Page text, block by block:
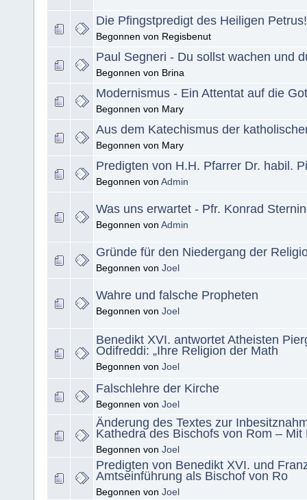
Die Pfingstpredigt des Heiligen Petrus!
Begonnen von Regisbenut
Paul Segneri - Du sollst wachen und
Begonnen von Brina
Modernismus - Ein Attentat auf die
Begonnen von Mary
Aus dem Katechismus der
Begonnen von Mary
Predigten von H.H. Pfarrer Dr. habil.
Begonnen von Admin
Was uns erwartet - Pfr. Konrad
Begonnen von Admin
Gründe für den Nie­der­gang der
Begonnen von Joel
Wahre und fal­sche Pro­phe­ten
Begonnen von Joel
Benedikt XVI. antwortet Atheisten
Odifreddi: „Ihre Religion der Math
Begonnen von Joel
Falschlehre der Kirche
Begonnen von Joel
Änderung des Textes zur
Kathedra des Bischofs von Rom – Mit
Begonnen von Joel
Predigten von Benedikt XVI. und
Amtseinführung als Bischof von Ro
Begonnen von Joel